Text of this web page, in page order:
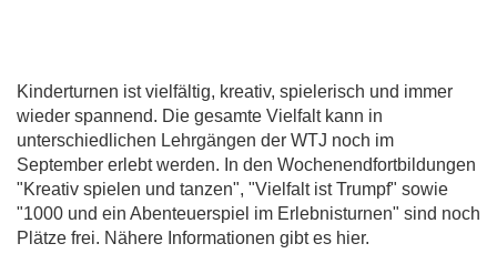
Kinderturnen ist vielfältig, kreativ, spielerisch und immer
wieder spannend. Die gesamte Vielfalt kann in
unterschiedlichen Lehrgängen der WTJ noch im
September erlebt werden. In den Wochenendfortbildungen
"Kreativ spielen und tanzen", "Vielfalt ist Trumpf" sowie
"1000 und ein Abenteuerspiel im Erlebnisturnen" sind noch
Plätze frei. Nähere Informationen gibt es hier.